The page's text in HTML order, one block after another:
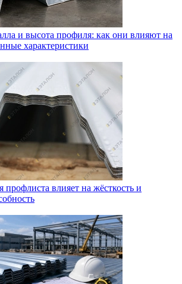
и высота профиля: как они влияют на
характеристики
профлиста влияет на жёсткость и